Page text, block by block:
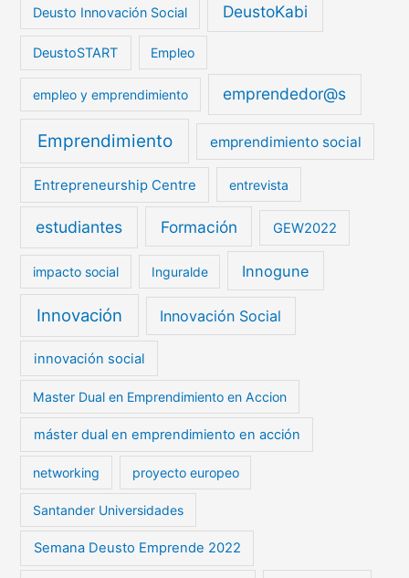
Deusto Innovación Social DeustoKabi
DeustoSTART Empleo
empleo y emprendimiento emprendedor@s
Emprendimiento emprendimiento social
Entrepreneurship Centre entrevista
estudiantes Formación GEW2022
impacto social Inguralde Innogune
Innovación Innovación Social
innovación social
Master Dual en Emprendimiento en Accion
máster dual en emprendimiento en acción
networking proyecto europeo
Santander Universidades
Semana Deusto Emprende 2022